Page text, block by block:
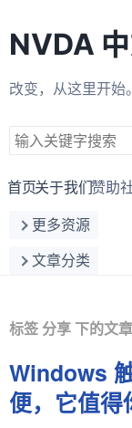
NVDA
改变，从这里开始。
搜
关
字
首页关于我们赞助
更多资源
文章分类
标签 分享 下的文章
Windows
便，它值得